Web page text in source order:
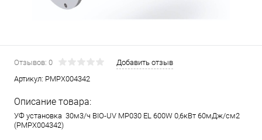
Отзывов: 0
Добавить отзыв
Артикул: PMPX004342
Описание товара:
УФ установка 30м3/ч BIO-UV MP030 EL 600W 0,6кВт 60мДж/см2
(PMPX004342)